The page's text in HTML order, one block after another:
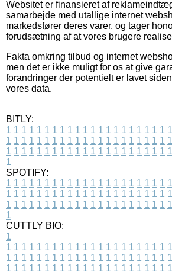
Websitet er finansieret af
samarbejde med utallige internet
markedsfører deres varer, og tager
forudsætning af at vores brugere
Fakta omkring tilbud og internet
men det er ikke muligt for os at give
forandringer der potentielt er lavet
vores data.
BITLY:
1 1 1 1 1 1 1 1 1 1 1 1 1 1 1 1 1 1 1 1 1 1
1 1 1 1 1 1 1 1 1 1 1 1 1 1 1 1 1 1 1 1 1 1
1 1 1 1 1 1 1 1 1 1 1 1 1 1 1 1 1 1 1 1 1 1
1
SPOTIFY:
1 1 1 1 1 1 1 1 1 1 1 1 1 1 1 1 1 1 1 1 1 1
1 1 1 1 1 1 1 1 1 1 1 1 1 1 1 1 1 1 1 1 1 1
1 1 1 1 1 1 1 1 1 1 1 1 1 1 1 1 1 1 1 1 1 1
1
CUTTLY BIO:
1
1 1 1 1 1 1 1 1 1 1 1 1 1 1 1 1 1 1 1 1 1 1
1 1 1 1 1 1 1 1 1 1 1 1 1 1 1 1 1 1 1 1 1 1
1 1 1 1 1 1 1 1 1 1 1 1 1 1 1 1 1 1 1 1 1 1